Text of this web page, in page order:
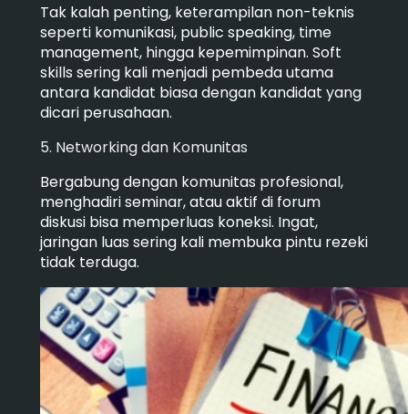
Tak kalah penting, keterampilan non-teknis
seperti komunikasi, public speaking, time
management, hingga kepemimpinan. Soft
skills sering kali menjadi pembeda utama
antara kandidat biasa dengan kandidat yang
dicari perusahaan.
5. Networking dan Komunitas
Bergabung dengan komunitas profesional,
menghadiri seminar, atau aktif di forum
diskusi bisa memperluas koneksi. Ingat,
jaringan luas sering kali membuka pintu rezeki
tidak terduga.